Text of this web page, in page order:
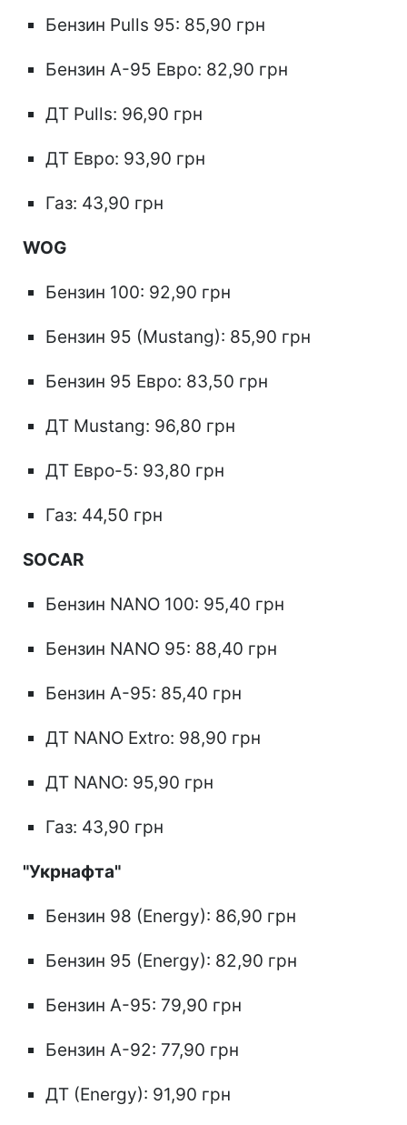
Бензин Pulls 95: 85,90 грн
Бензин А-95 Евро: 82,90 грн
ДТ Pulls: 96,90 грн
ДТ Евро: 93,90 грн
Газ: 43,90 грн
WOG
Бензин 100: 92,90 грн
Бензин 95 (Mustang): 85,90 грн
Бензин 95 Евро: 83,50 грн
ДТ Mustang: 96,80 грн
ДТ Евро-5: 93,80 грн
Газ: 44,50 грн
SOCAR
Бензин NANO 100: 95,40 грн
Бензин NANO 95: 88,40 грн
Бензин А-95: 85,40 грн
ДТ NANO Extro: 98,90 грн
ДТ NANO: 95,90 грн
Газ: 43,90 грн
"Укрнафта"
Бензин 98 (Energy): 86,90 грн
Бензин 95 (Energy): 82,90 грн
Бензин А-95: 79,90 грн
Бензин А-92: 77,90 грн
ДТ (Energy): 91,90 грн